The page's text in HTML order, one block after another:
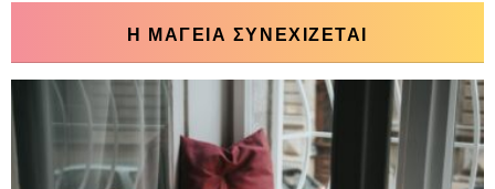
Η ΜΑΓΕΙΑ ΣΥΝΕΧΙΖΕΤΑΙ